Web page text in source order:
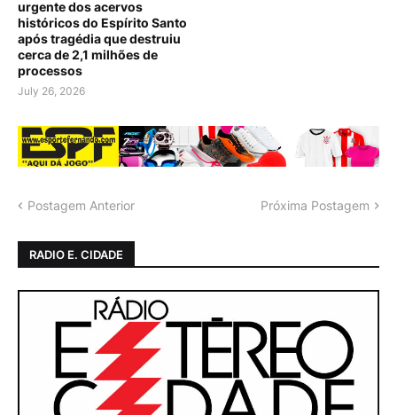
urgente dos acervos
históricos do Espírito Santo
após tragédia que destruiu
cerca de 2,1 milhões de
processos
July 26, 2026
Postagem Anterior Próxima Postagem
RADIO E. CIDADE